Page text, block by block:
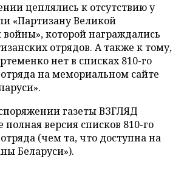
цеплялись к отсутствию у
«Партизану Великой
которой награждались
отрядов. А также к тому,
нет в списках 810-го
на мемориальном сайте
газеты ВЗГЛЯД
полная версия списков 810-го
(чем та, что доступна на
Беларуси»).